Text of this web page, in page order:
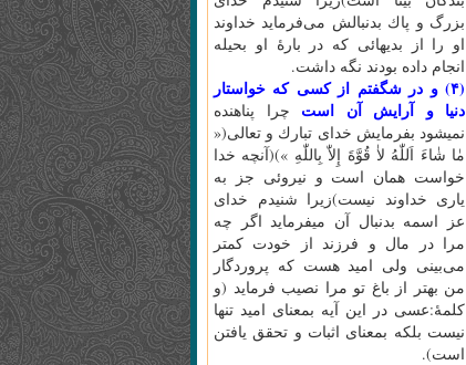
بزرگ و پاك بدنبالش مى‌فرمايد خداوند
او را از بديهائى كه در بارۀ او بحيله
انجام داده بودند نگه داشت.
(۴) و در شگفتم از كسى كه خواستار
دنيا و آرايش آن است چرا پناهنده
نميشود بفرمايش خداى تبارك و تعالى(«
مٰا شٰاءَ اَللّٰهُ‌ لاٰ قُوَّةَ‌ إِلاّٰ بِاللّٰهِ‌ »)(آنچه خدا
خواست همان است و نيروئى جز به
يارى خداوند نيست)زيرا شنيدم خداى
عز اسمه بدنبال آن ميفرمايد اگر چه
مرا در مال و فرزند از خودت كمتر
مى‌بينى ولى اميد هست كه پروردگار
من بهتر از باغ تو مرا نصيب فرمايد (و
كلمۀ:عسى در اين آيه بمعناى اميد تنها
نيست بلكه بمعناى اثبات و تحقق يافتن
است).